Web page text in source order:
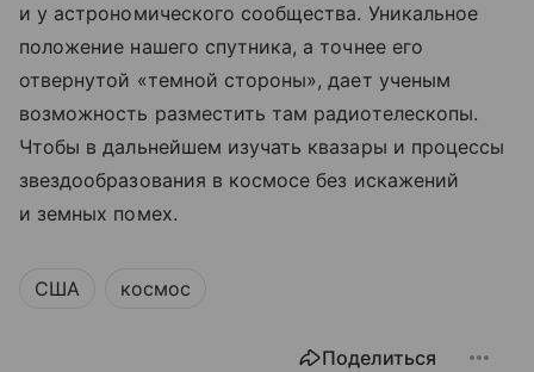
и у астрономического сообщества. Уникальное
положение нашего спутника, а точнее его
отвернутой «темной стороны», дает ученым
возможность разместить там радиотелескопы.
Чтобы в дальнейшем изучать квазары и процессы
звездообразования в космосе без искажений
и земных помех.
США космос
Поделиться